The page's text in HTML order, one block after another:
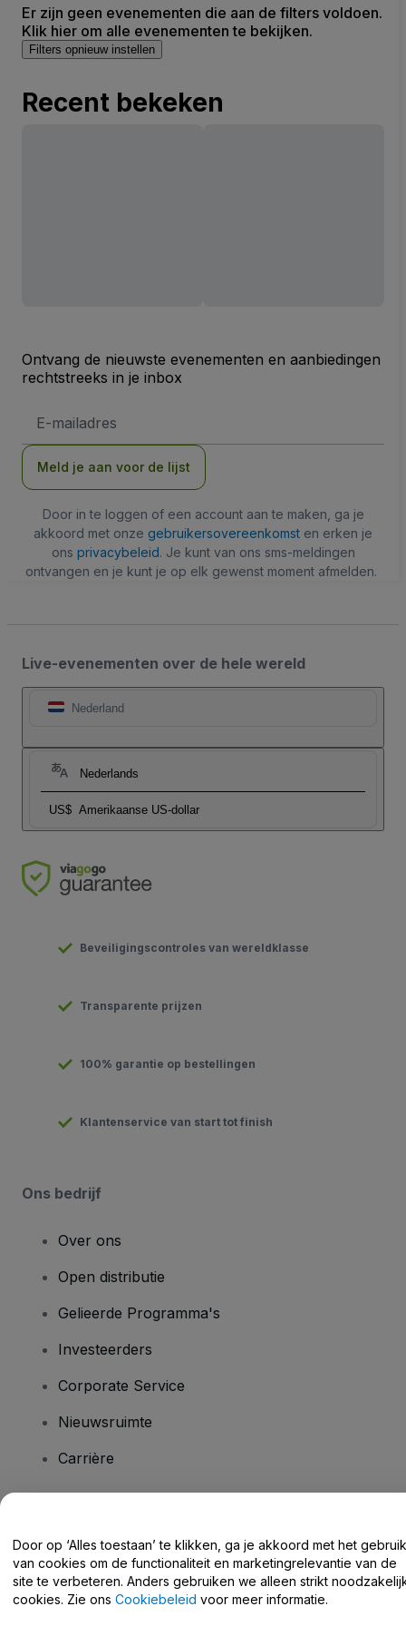
Er zijn geen evenementen die aan de filters voldoen.
Klik hier om alle evenementen te bekijken.
Filters opnieuw instellen
Recent bekeken
Ontvang de nieuwste evenementen en aanbiedingen
rechtstreeks in je inbox
mailadres
Meld je aan voor de lijst
Door in te loggen of een account aan te maken, ga je
akkoord met onze gebruikersovereenkomst en erken je
ons privacybeleid. Je kunt van ons sms-meldingen
ontvangen en je kunt je op elk gewenst moment afmelden.
Live-evenementen over de hele wereld
Nederland
Nederlands
US$ Amerikaanse US-dollar
Beveiligingscontroles van wereldklasse
Transparente prijzen
100% garantie op bestellingen
Klantenservice van start tot finish
Ons bedrijf
Over ons
Open distributie
Gelieerde Programma's
Investeerders
Corporate Service
Nieuwsruimte
Carrière
Helpcentrum / Neem Contact Met Ons Op
Door op ‘Alles toestaan’ te klikken, ga je akkoord met het gebruik
van cookies om de functionaliteit en marketingrelevantie van de
site te verbeteren. Anders gebruiken we alleen strikt
cookies. Zie ons Cookiebeleid voor meer informatie.